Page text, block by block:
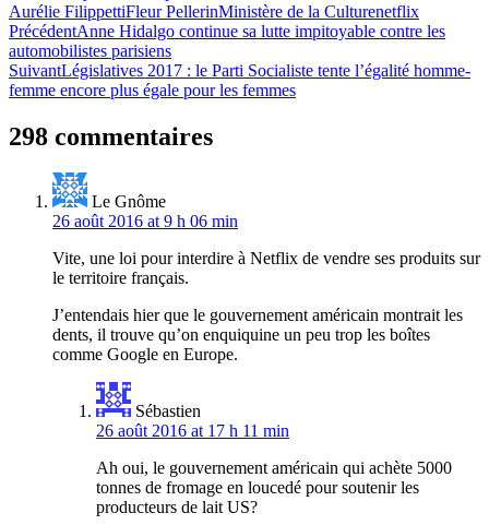
Aurélie FilippettiFleur PellerinMinistère de la Culturenetflix
Navigation
de
l’article
PrécédentAnne Hidalgo continue sa lutte impitoyable contre les
automobilistes parisiens
SuivantLégislatives 2017 : le Parti Socialiste tente l’égalité homme-
femme encore plus égale pour les femmes
298 commentaires
Le Gnôme
26 août 2016 at 9 h 06 min
Vite, une loi pour interdire à Netflix de vendre ses produits sur
le territoire français.
J’entendais hier que le gouvernement américain montrait les
dents, il trouve qu’on enquiquine un peu trop les boîtes
comme Google en Europe.
Sébastien
26 août 2016 at 17 h 11 min
Ah oui, le gouvernement américain qui achète 5000
tonnes de fromage en loucedé pour soutenir les
producteurs de lait US?